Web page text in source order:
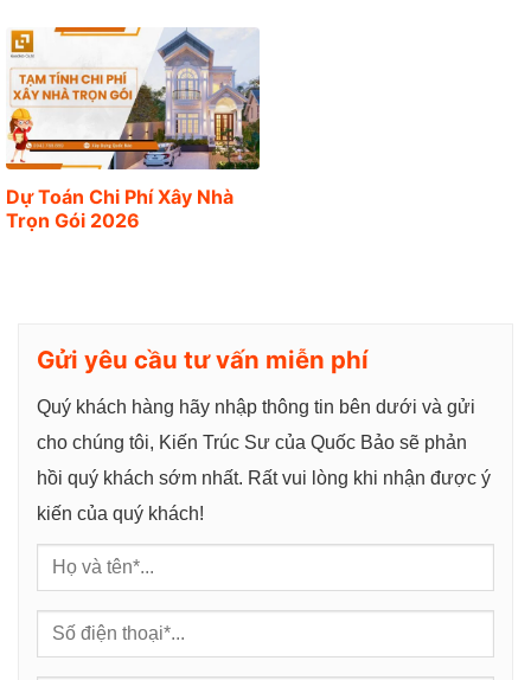
Dự Toán Chi Phí Xây Nhà
Trọn Gói 2026
Gửi yêu cầu tư vấn miễn phí
Quý khách hàng hãy nhập thông tin bên dưới và gửi
cho chúng tôi, Kiến Trúc Sư của Quốc Bảo sẽ phản
hồi quý khách sớm nhất. Rất vui lòng khi nhận được ý
kiến của quý khách!